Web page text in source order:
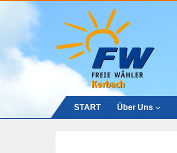
START Über Uns